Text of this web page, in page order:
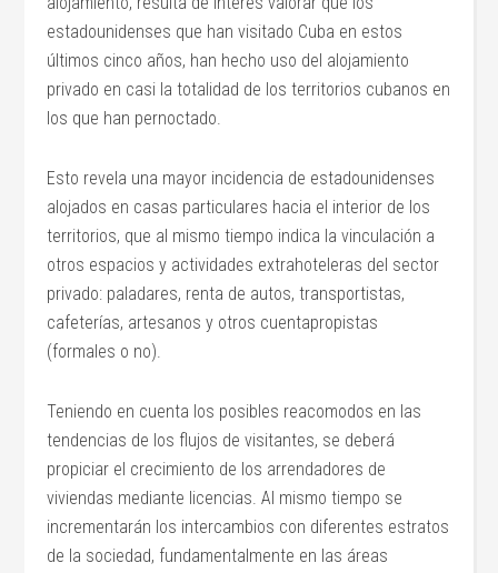
estadounidenses que han visitado Cuba en estos
últimos cinco años, han hecho uso del alojamiento
privado en casi la totalidad de los territorios cubanos en
los que han pernoctado.
Esto revela una mayor incidencia de estadounidenses
alojados en casas particulares hacia el interior de los
territorios, que al mismo tiempo indica la vinculación a
otros espacios y actividades extrahoteleras del sector
privado: paladares, renta de autos, transportistas,
cafeterías, artesanos y otros cuentapropistas
(formales o no).
Teniendo en cuenta los posibles reacomodos en las
tendencias de los flujos de visitantes, se deberá
propiciar el crecimiento de los arrendadores de
viviendas mediante licencias. Al mismo tiempo se
incrementarán los intercambios con diferentes estratos
de la sociedad, fundamentalmente en las áreas